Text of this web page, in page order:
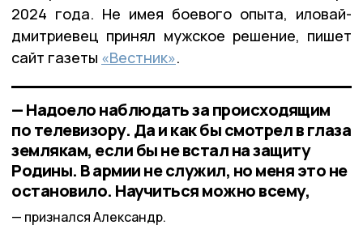
2024 года. Не имея боевого опыта, иловай-
дмитриевец принял мужское решение, пишет
сайт газеты «Вестник».
— Надоело наблюдать за происходящим
по телевизору. Да и как бы смотрел в глаза
землякам, если бы не встал на защиту
Родины. В армии не служил, но меня это не
остановило. Научиться можно всему,
признался Александр.